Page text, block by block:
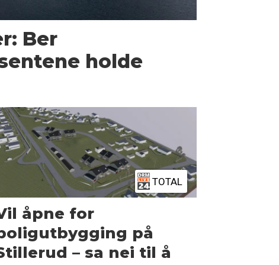
Ber
holde
TOTAL
åpne for
på
– sa nei til å